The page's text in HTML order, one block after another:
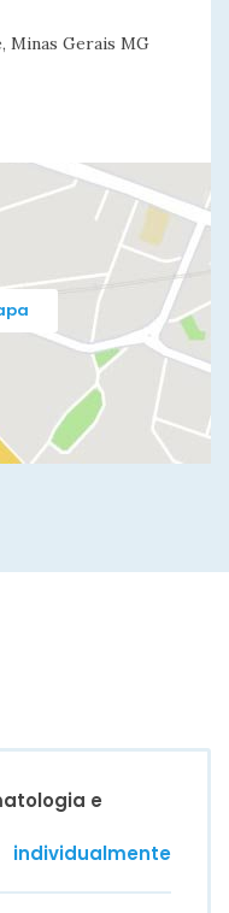
Minas Gerais MG
e
individualmente